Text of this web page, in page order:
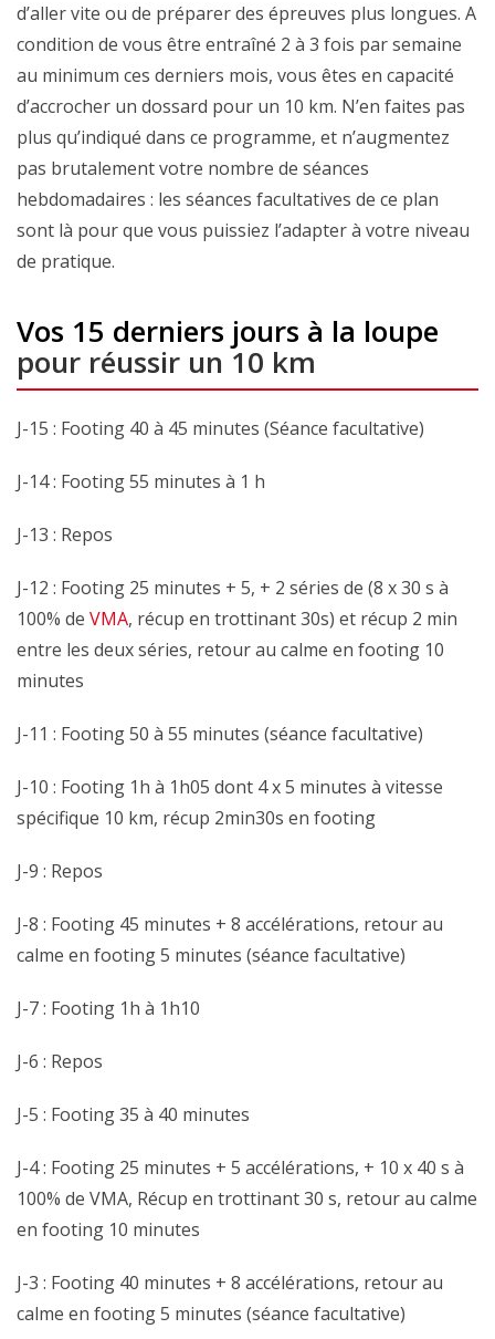
d’aller vite ou de préparer des épreuves plus longues. A
condition de vous être entraîné 2 à 3 fois par semaine
au minimum ces derniers mois, vous êtes en capacité
d’accrocher un dossard pour un 10 km. N’en faites pas
plus qu’indiqué dans ce programme, et n’augmentez
pas brutalement votre nombre de séances
hebdomadaires : les séances facultatives de ce plan
sont là pour que vous puissiez l’adapter à votre niveau
de pratique.
Vos 15 derniers jours à la loupe
pour réussir un 10 km
J-15 : Footing 40 à 45 minutes (Séance facultative)
J-14 : Footing 55 minutes à 1 h
J-13 : Repos
J-12 : Footing 25 minutes + 5, + 2 séries de (8 x 30 s à
100% de VMA, récup en trottinant 30s) et récup 2 min
entre les deux séries, retour au calme en footing 10
minutes
J-11 : Footing 50 à 55 minutes (séance facultative)
J-10 : Footing 1h à 1h05 dont 4 x 5 minutes à vitesse
spécifique 10 km, récup 2min30s en footing
J-9 : Repos
J-8 : Footing 45 minutes + 8 accélérations, retour au
calme en footing 5 minutes (séance facultative)
J-7 : Footing 1h à 1h10
J-6 : Repos
J-5 : Footing 35 à 40 minutes
J-4 : Footing 25 minutes + 5 accélérations, + 10 x 40 s à
100% de VMA, Récup en trottinant 30 s, retour au calme
en footing 10 minutes
J-3 : Footing 40 minutes + 8 accélérations, retour au
calme en footing 5 minutes (séance facultative)